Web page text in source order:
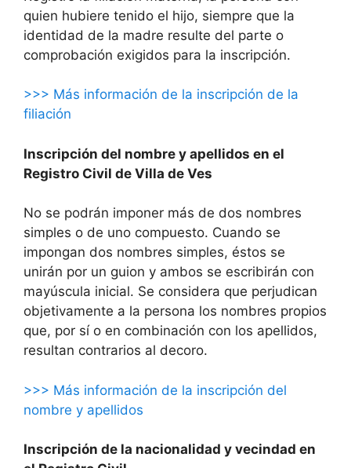
quien hubiere tenido el hijo, siempre que la
identidad de la madre resulte del parte o
comprobación exigidos para la inscripción.
>>> Más información de la inscripción de la
filiación
Inscripción del nombre y apellidos en el
Registro Civil de Villa de Ves
No se podrán imponer más de dos nombres
simples o de uno compuesto. Cuando se
impongan dos nombres simples, éstos se
unirán por un guion y ambos se escribirán con
mayúscula inicial. Se considera que perjudican
objetivamente a la persona los nombres propios
que, por sí o en combinación con los apellidos,
resultan contrarios al decoro.
>>> Más información de la inscripción del
nombre y apellidos
Inscripción de la nacionalidad y vecindad en